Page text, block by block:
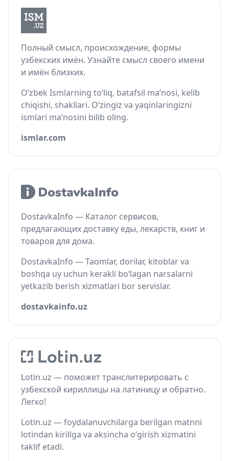
Полный смысл, происхождение, формы
узбекских имён. Узнайте смысл своего имени
и имён близких.
O‘zbek Ismlarning to‘liq, batafsil ma’nosi, kelib
chiqishi, shakllari. O‘zingiz va yaqinlaringizni
ismlari ma’nosini bilib oling.
ismlar.com
DostavkaInfo — Каталог сервисов,
предлагающих доставку еды, лекарств, книг и
товаров для дома.
DostavkaInfo — Taomlar, dorilar, kitoblar va
boshqa uy uchun kerakli bo‘lagan narsalarni
yetkazib berish xizmatlari bor servislar.
dostavkainfo.uz
Lotin.uz — поможет транслитерировать с
узбекской кириллицы на латиницу и обратно.
Легко!
Lotin.uz — foydalanuvchilarga berilgan matnni
lotindan kirillga va aksincha o‘girish xizmatini
taklif etadi.